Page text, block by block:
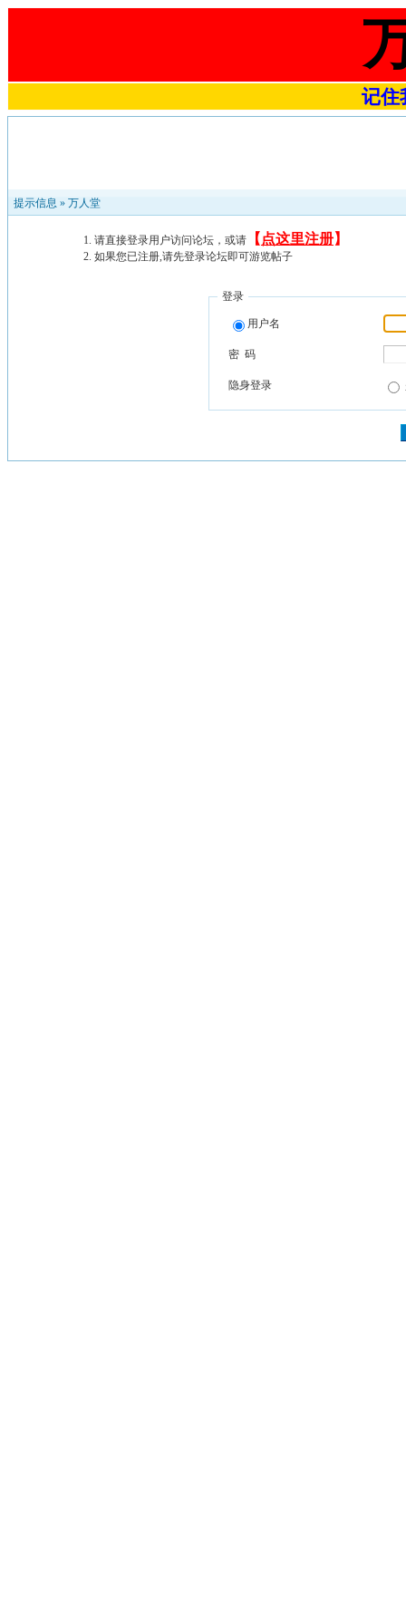
记住
提示信息 » 万人堂
请直接登录用户访问论坛，或请 【 点这里注册】
如果您已注册,请先登录论坛即可游览帖子
登录
用户名
密 码
隐身登录